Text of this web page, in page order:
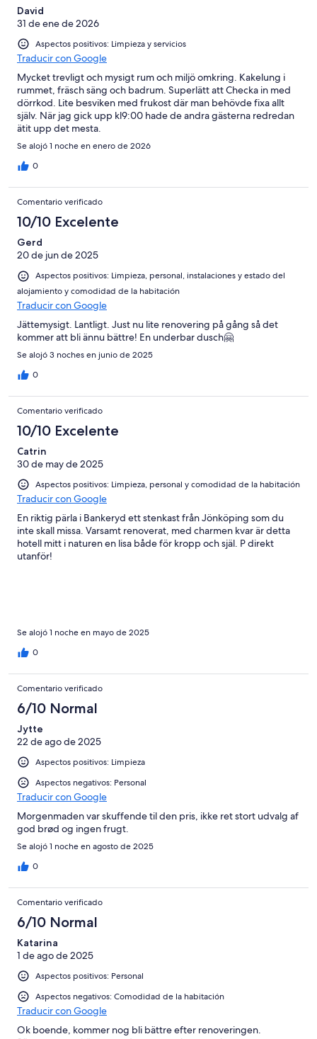
David
31 de ene de 2026
Aspectos positivos: Limpieza y servicios
Traducir con Google
Mycket trevligt och mysigt rum och miljö omkring. Kakelung i
rummet, fräsch säng och badrum. Superlätt att Checka in med
dörrkod. Lite besviken med frukost där man behövde fixa allt
själv. När jag gick upp kl9:00 hade de andra gästerna redredan
ätit upp det mesta.
Se alojó 1 noche en enero de 2026
0
Comentario verificado
10/10 Excelente
Gerd
20 de jun de 2025
Aspectos positivos: Limpieza, personal, instalaciones y estado del
alojamiento y comodidad de la habitación
Traducir con Google
Jättemysigt. Lantligt. Just nu lite renovering på gång så det
kommer att bli ännu bättre! En underbar dusch🤗
Se alojó 3 noches en junio de 2025
0
Comentario verificado
10/10 Excelente
Catrin
30 de may de 2025
Aspectos positivos: Limpieza, personal y comodidad de la habitación
Traducir con Google
En riktig pärla i Bankeryd ett stenkast från Jönköping som du
inte skall missa. Varsamt renoverat, med charmen kvar är detta
hotell mitt i naturen en lisa både för kropp och själ. P direkt
utanför!
Se alojó 1 noche en mayo de 2025
0
Comentario verificado
6/10 Normal
Jytte
22 de ago de 2025
Aspectos positivos: Limpieza
Aspectos negativos: Personal
Traducir con Google
Morgenmaden var skuffende til den pris, ikke ret stort udvalg af
god brød og ingen frugt.
Se alojó 1 noche en agosto de 2025
0
Comentario verificado
6/10 Normal
Katarina
1 de ago de 2025
Aspectos positivos: Personal
Aspectos negativos: Comodidad de la habitación
Traducir con Google
Ok boende, kommer nog bli bättre efter renoveringen.